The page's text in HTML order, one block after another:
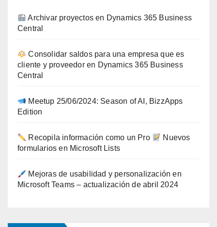
Archivar proyectos en Dynamics 365 Business
Central
Consolidar saldos para una empresa que es
cliente y proveedor en Dynamics 365 Business
Central
Meetup 25/06/2024: Season of AI, BizzApps
Edition
Recopila información como un Pro
Nuevos
formularios en Microsoft Lists
Mejoras de usabilidad y personalización en
Microsoft Teams – actualización de abril 2024